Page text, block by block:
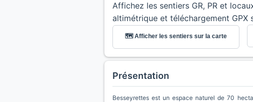
Affichez les sentiers GR, PR et
altimétrique et téléchargement GPX
🗺️ Afficher les sentiers sur la carte
Présentation
Besseyrettes est un espace naturel de 70